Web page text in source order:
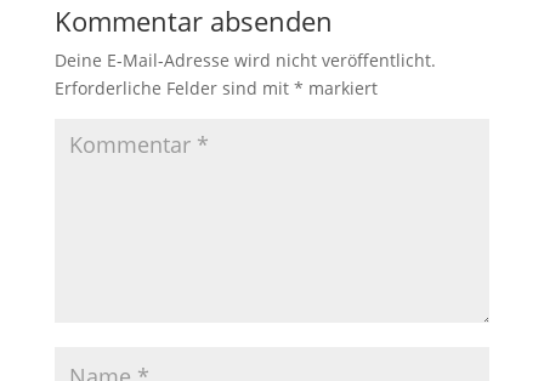
Kommentar absenden
Deine E-Mail-Adresse wird nicht veröffentlicht.
Erforderliche Felder sind mit * markiert